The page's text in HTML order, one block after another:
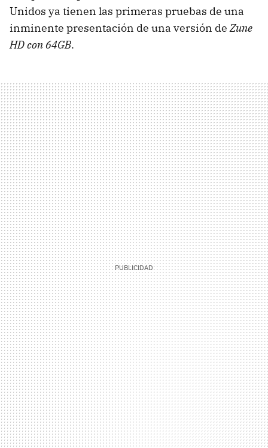
Unidos ya tienen las primeras pruebas de una
inminente presentación de una versión deZune
HD con 64GB.